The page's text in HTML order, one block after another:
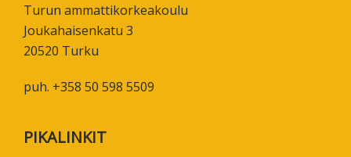
Turun ammattikorkeakoulu
Joukahaisenkatu 3
20520 Turku
puh. +358 50 598 5509
PIKALINKIT